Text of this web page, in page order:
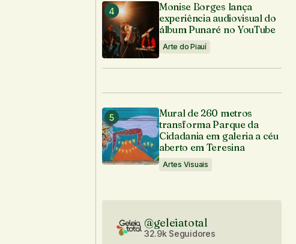
Monise Borges lança
experiência audiovisual do
álbum Punaré no YouTube
Arte do Piauí
Mural de 260 metros
transforma Parque da
Cidadania em galeria a céu
aberto em Teresina
Artes Visuais
@geleiatotal
32.9k Seguidores